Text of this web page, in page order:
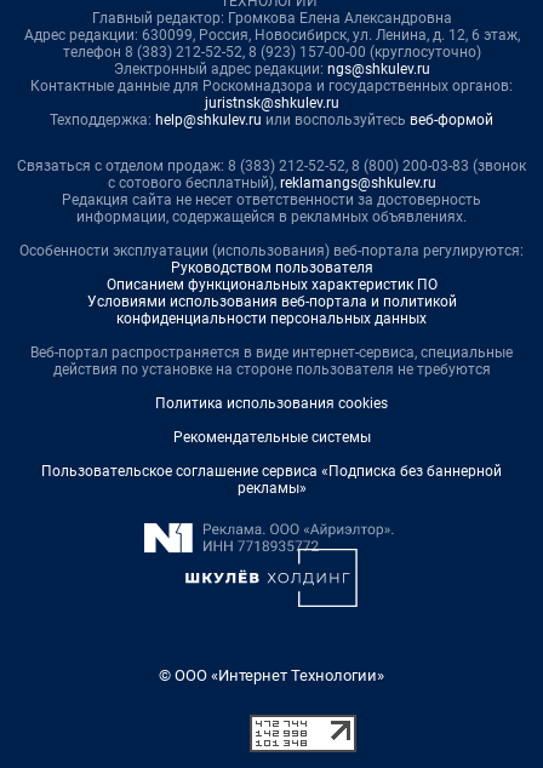
Главный редактор: Громкова Елена Александровна
Адрес редакции: 630099, Россия, Новосибирск, ул. Ленина, д. 12, 6 этаж,
телефон 8 (383) 212-52-52, 8 (923) 157-00-00 (круглосуточно)
Электронный адрес редакции: ngs@shkulev.ru
Контактные данные для Роскомнадзора и государственных органов:
juristnsk@shkulev.ru
Техподдержка: help@shkulev.ru или воспользуйтесь веб-формой
Связаться с отделом продаж: 8 (383) 212-52-52, 8 (800) 200-03-83 (звонок
с сотового бесплатный), reklamangs@shkulev.ru
Редакция сайта не несет ответственности за достоверность
информации, содержащейся в рекламных объявлениях.
Особенности эксплуатации (использования) веб-портала регулируются:
Руководством пользователя
Описанием функциональных характеристик ПО
Условиями использования веб-портала и политикой
конфиденциальности персональных данных
Веб-портал распространяется в виде интернет-сервиса, специальные
действия по установке на стороне пользователя не требуются
Политика использования cookies
Рекомендательные системы
Пользовательское соглашение сервиса «Подписка без баннерной
рекламы»
© ООО «Интернет Технологии»